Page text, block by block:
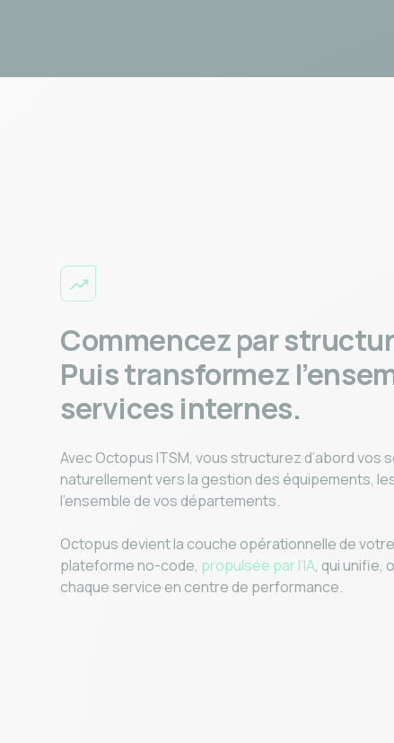
Commencez par
Puis transformez
services internes.
Avec Octopus ITSM, vous structurez d’abord vos
naturellement vers la gestion des équipements,
l’ensemble de vos départements.
Octopus devient la couche opérationnelle de
plateforme no-code, propulsée par l’IA, qui unifie,
chaque service en centre de performance.